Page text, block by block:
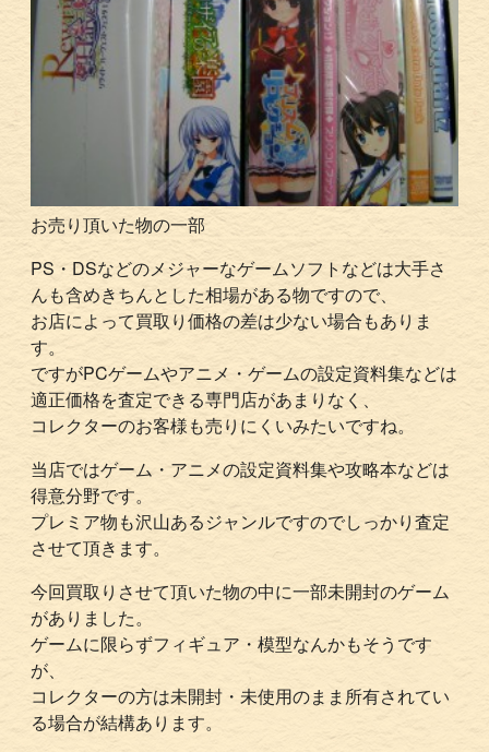
お売り頂いた物の一部
PS・DSなどのメジャーなゲームソフトなどは大手さ
んも含めきちんとした相場がある物ですので、
お店によって買取り価格の差は少ない場合もありま
す。
ですがPCゲームやアニメ・ゲームの設定資料集などは
適正価格を査定できる専門店があまりなく、
コレクターのお客様も売りにくいみたいですね。
当店ではゲーム・アニメの設定資料集や攻略本などは
得意分野です。
プレミア物も沢山あるジャンルですのでしっかり査定
させて頂きます。
今回買取りさせて頂いた物の中に一部未開封のゲーム
がありました。
ゲームに限らずフィギュア・模型なんかもそうです
が、
コレクターの方は未開封・未使用のまま所有されてい
る場合が結構あります。